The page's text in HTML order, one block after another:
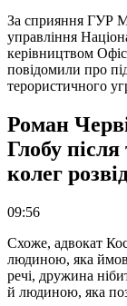
За сприяння ГУР
управління
керівництвом
повідомили про
терористичного
Роман
Глобу
колег
09:56
Схоже, адвокат
людиною, яка
речі, дружина
й людиною, яка